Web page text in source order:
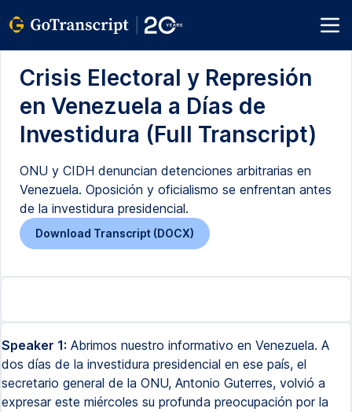
Crisis Electoral y Represión
en Venezuela a Días de
Investidura (Full Transcript)
ONU y CIDH denuncian detenciones arbitrarias en
Venezuela. Oposición y oficialismo se enfrentan antes
de la investidura presidencial.
Download Transcript (DOCX)
Speaker 1: Abrimos nuestro informativo en Venezuela. A
dos días de la investidura presidencial en ese país, el
secretario general de la ONU, Antonio Guterres, volvió a
expresar este miércoles su profunda preocupación por la